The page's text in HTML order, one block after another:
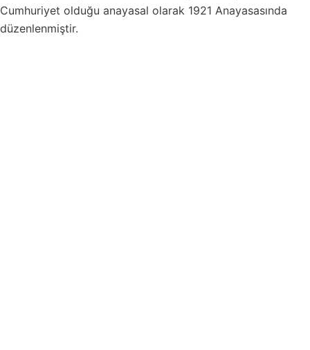
Cumhuriyet olduğu anayasal olarak 1921 Anayasasında
düzenlenmiştir.